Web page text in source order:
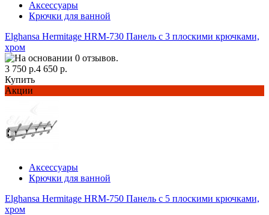
Аксессуары
Крючки для ванной
Elghansa Hermitage HRM-730 Панель с 3 плоскими крючками,
хром
3 750 р.4 650 р.
Купить
Акции
Аксессуары
Крючки для ванной
Elghansa Hermitage HRM-750 Панель с 5 плоскими крючками,
хром